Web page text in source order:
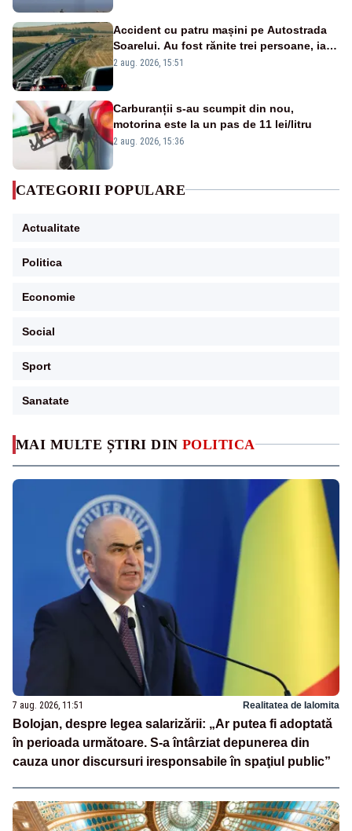
MAI MULTE ȘTIRI DIN POLITICA
7 aug. 2026, 11:51 Realitatea de Ialomita
Bolojan, despre legea salarizării: „Ar putea fi adoptată
în perioada următoare. S-a întârziat depunerea din
cauza unor discursuri iresponsabile în spaţiul public”
Accident cu patru mașini pe Autostrada
Soarelui. Au fost rănite trei persoane, iar
traficul se desfășoară cu dificultate
2 aug. 2026, 15:51
Carburanții s-au scumpit din nou,
motorina este la un pas de 11 lei/litru
2 aug. 2026, 15:36
CATEGORII POPULARE
Actualitate
Politica
Economie
Social
Sport
Sanatate